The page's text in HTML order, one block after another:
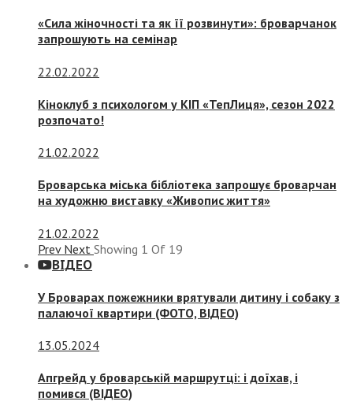
«Сила жіночності та як її розвинути»: броварчанок
запрошують на семінар
22.02.2022
Кіноклуб з психологом у КІП «ТепЛиця», сезон 2022
розпочато!
21.02.2022
Броварська міська бібліотека запрошує броварчан
на художню виставку «Живопис життя»
21.02.2022
Prev Next Showing 1 Of 19
ВІДЕО
У Броварах пожежники врятували дитину і собаку з
палаючої квартири (ФОТО, ВІДЕО)
13.05.2024
Апгрейд у броварській маршрутці: і доїхав, і
помився (ВІДЕО)